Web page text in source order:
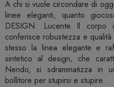
A chi si vuole circondare di
linee eleganti, quanto
DESIGN. Lucente Il corpo
conferisce robustezza e
stesso la linea elegante e
sintetico al design, che
Nendo, si sdrammatizza in
bollitore per stupirsi e stupire.